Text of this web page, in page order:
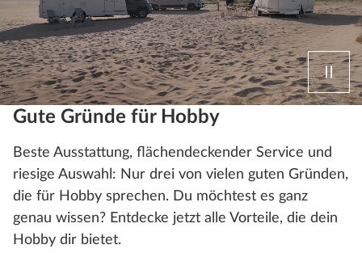
Gute Gründe für Hobby
Beste Ausstattung, flächendeckender Service und
riesige Auswahl: Nur drei von vielen guten Gründen,
die für Hobby sprechen. Du möchtest es ganz
genau wissen? Entdecke jetzt alle Vorteile, die dein
Hobby dir bietet.